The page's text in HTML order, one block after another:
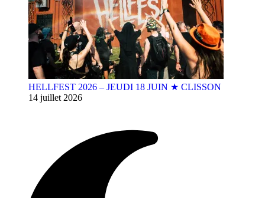
HELLFEST 2026 – JEUDI 18 JUIN ★ CLISSON
14 juillet 2026